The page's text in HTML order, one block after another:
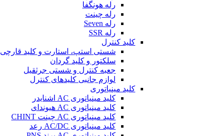
رله هونگفا
رله چینت
رله Seven
رله SSR
کلید کنترل
شستی استپ، استارت و کلید قارچی
سلکتور و کلید گردان
جعبه کنترل و شستی جرثقیل
لوازم جانبی کلیدهای کنترل
کلید مینیاتوری
کلید مینیاتوری AC اشنایدر
کلید مینیاتوری AC هیوندای
کلید مینیاتوری AC چینت CHINT
کلید مینیاتوری AC/DC رعد